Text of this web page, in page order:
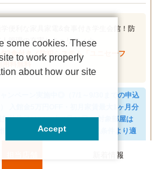
学便利な家具家電&食事付き学生会館！防
管理の充実セキュリティ☆
2食付き／防犯システム「ユニセーフ
料無料
ンペーン実施中◎（7/1～9/30までの申込
） 入館金5万円OFF・初月家賃最大1ヶ月分
契約終了は2028年3月31日 ※対象部屋は
情報」を参照ください。（表記条件より適
新着情報
some cookies. These
to work properly
about how our site
Accept